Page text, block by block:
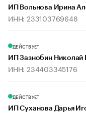
ИП Вольнова Ирина
ИНН: 233103769648
ДЕЙСТВУЕТ
ИП Зазнобин Николай
ИНН: 234403345176
ДЕЙСТВУЕТ
ИП Суханова Дарья